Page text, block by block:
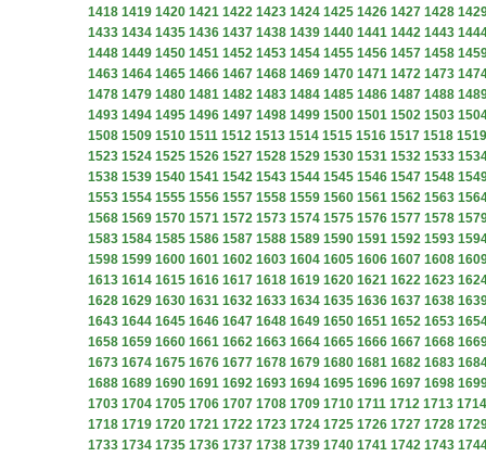
1418 1419 1420 1421 1422 1423 1424 1425 1426 1427 1428
1433 1434 1435 1436 1437 1438 1439 1440 1441 1442 1443
1448 1449 1450 1451 1452 1453 1454 1455 1456 1457 1458
1463 1464 1465 1466 1467 1468 1469 1470 1471 1472 1473
1478 1479 1480 1481 1482 1483 1484 1485 1486 1487 1488
1493 1494 1495 1496 1497 1498 1499 1500 1501 1502 1503
1508 1509 1510 1511 1512 1513 1514 1515 1516 1517 1518 1519
1523 1524 1525 1526 1527 1528 1529 1530 1531 1532 1533
1538 1539 1540 1541 1542 1543 1544 1545 1546 1547 1548
1553 1554 1555 1556 1557 1558 1559 1560 1561 1562 1563
1568 1569 1570 1571 1572 1573 1574 1575 1576 1577 1578
1583 1584 1585 1586 1587 1588 1589 1590 1591 1592 1593
1598 1599 1600 1601 1602 1603 1604 1605 1606 1607 1608
1613 1614 1615 1616 1617 1618 1619 1620 1621 1622 1623
1628 1629 1630 1631 1632 1633 1634 1635 1636 1637 1638
1643 1644 1645 1646 1647 1648 1649 1650 1651 1652 1653
1658 1659 1660 1661 1662 1663 1664 1665 1666 1667 1668
1673 1674 1675 1676 1677 1678 1679 1680 1681 1682 1683
1688 1689 1690 1691 1692 1693 1694 1695 1696 1697 1698
1703 1704 1705 1706 1707 1708 1709 1710 1711 1712 1713 1714
1718 1719 1720 1721 1722 1723 1724 1725 1726 1727 1728
1733 1734 1735 1736 1737 1738 1739 1740 1741 1742 1743